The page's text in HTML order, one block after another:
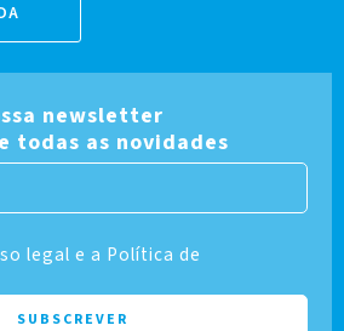
newsletter
todas as novidades
legal e a Política de